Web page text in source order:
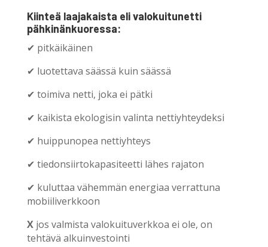
Kiinteä laajakaista eli valokuitunetti
pähkinänkuoressa:
✔ pitkäikäinen
✔ luotettava säässä kuin säässä
✔ toimiva netti, joka ei pätki
✔ kaikista ekologisin valinta nettiyhteydeksi
✔ huippunopea nettiyhteys
✔ tiedonsiirtokapasiteetti lähes rajaton
✔ kuluttaa vähemmän energiaa verrattuna
mobiiliverkkoon
Xjos valmista valokuituverkkoa ei ole, on
tehtävä alkuinvestointi